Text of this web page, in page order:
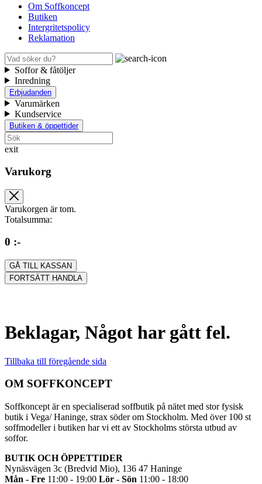
Om Soffkoncept
Butiken
Intergritetspolicy
Reklamation
Soffor & fåtöljer
Inredning
Erbjudanden
Varumärken
Kundservice
Butiken & öppettider
exit
Varukorg
Varukorgen är tom.
Totalsumma:
0 :-
GÅ TILL KASSAN
FORTSÄTT HANDLA
Beklagar, Något har gått fel.
Tillbaka till föregående sida
OM SOFFKONCEPT
Soffkoncept är en specialiserad soffbutik på nätet med stor fysisk
butik i Vega/ Haninge, strax söder om Stockholm. Med över 100 st
soffmodeller i butiken har vi ett av Stockholms största utbud av
soffor.
BUTIK OCH ÖPPETTIDER
Nynäsvägen 3c (Bredvid Mio), 136 47 Haninge
Mån - Fre 11:00 - 19:00 Lör - Sön 11:00 - 18:00